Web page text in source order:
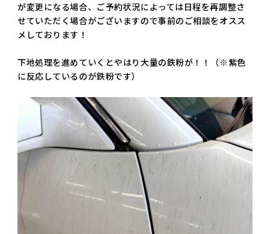
が変更になる場合、ご予約状況によっては日程を再調整さ
せていただく場合がございますので事前のご相談をオスス
メしております！
下地処理を進めていくとやはり大量の鉄粉が！！（※紫色
に反応しているのが鉄粉です）